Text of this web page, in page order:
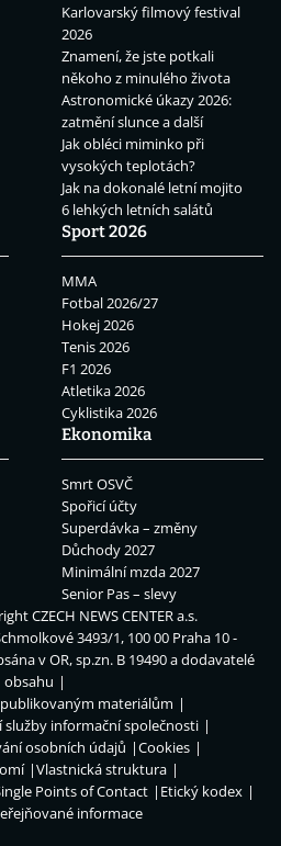
Karlovarský filmový festival
2026
Znamení, že jste potkali
někoho z minulého života
Astronomické úkazy 2026:
zatmění slunce a další
Jak obléci miminko při
vysokých teplotách?
Jak na dokonalé letní mojito
6 lehkých letních salátů
Sport 2026
MMA
Fotbal 2026/27
Hokej 2026
Tenis 2026
F1 2026
Atletika 2026
Cyklistika 2026
Ekonomika
Smrt OSVČ
Spořicí účty
Superdávka – změny
Důchody 2027
Minimální mzda 2027
Senior Pas – slevy
CZECH NEWS CENTER a.s.
3493/1, 100 00 Praha 10 -
v OR, sp.zn. B 19490 a dodavatelé
obsahu
materiálům
informační společnosti
osobních údajů
Cookies
Vlastnická struktura
Points of Contact
Etický kodex
informace